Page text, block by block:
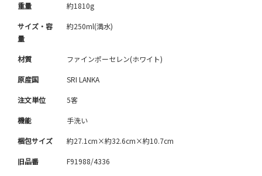
重量 約1810g
サイズ・容
量
約250ml(満水)
材質 ファインポーセレン(ホワイト)
原産国 SRI LANKA
注文単位 5客
機能 手洗い
梱包サイズ 約27.1cm×約32.6cm×約10.7cm
旧品番 F91988/4336